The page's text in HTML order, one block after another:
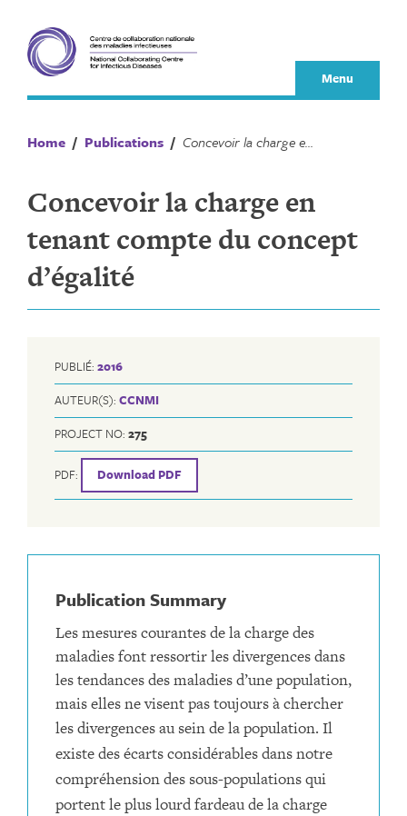
content
Menu
Home / Publications / Concevoir la charge en tenant compte du concept d’égalité
Concevoir la charge en
tenant compte du concept
d’égalité
PUBLIÉ: 2016
AUTEUR(S): CCNMI
PROJECT NO: 275
PDF: Download PDF
Publication Summary
Les mesures courantes de la charge des
maladies font ressortir les divergences dans
les tendances des maladies d’une population,
mais elles ne visent pas toujours à chercher
les divergences au sein de la population. Il
existe des écarts considérables dans notre
compréhension des sous-populations qui
portent le plus lourd fardeau de la charge